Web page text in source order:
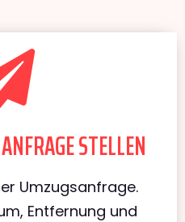
STELLEN
Umzugsanfrage.
Entfernung und